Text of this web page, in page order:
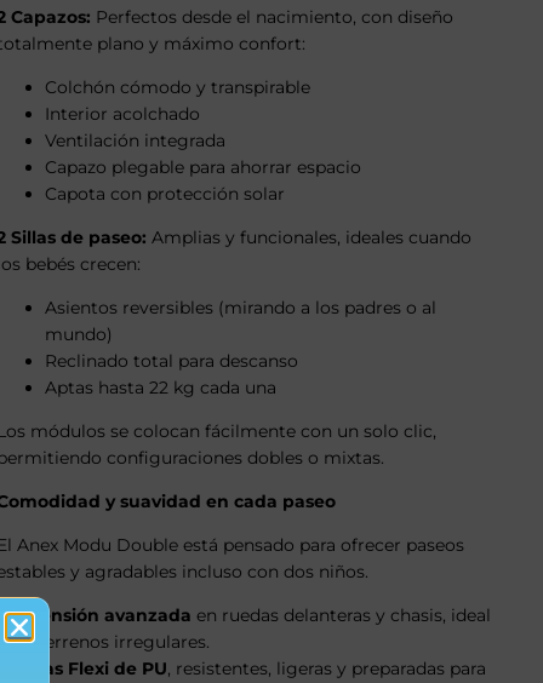
Capazos: Perfectos desde el nacimiento, con diseño
plano y máximo confort:
Colchón cómodo y transpirable
Interior acolchado
Ventilación integrada
Capazo plegable para ahorrar espacio
Capota con protección solar
Sillas de paseo:Amplias y funcionales, ideales cuando
bebés crecen:
Asientos reversibles (mirando a los padres o al
mundo)
Reclinado total para descanso
Aptas hasta 22 kg cada una
módulos se colocan fácilmente con un solo clic,
configuraciones dobles o mixtas.
y suavidad en cada paseo
Anex Modu Double está pensado para ofrecer paseos
y agradables incluso con dos niños.
avanzada en ruedas delanteras y chasis, ideal
terrenos irregulares.
Flexi de PU, resistentes, ligeras y preparadas para